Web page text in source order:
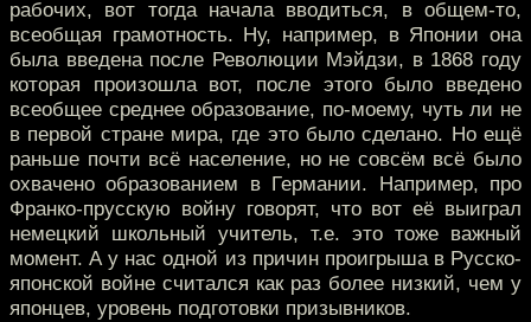
рабочих, вот тогда начала вводиться, в общем-то,
всеобщая грамотность. Ну, например, в Японии она
была введена после Революции Мэйдзи, в 1868 году
которая произошла вот, после этого было введено
всеобщее среднее образование, по-моему, чуть ли не
в первой стране мира, где это было сделано. Но ещё
раньше почти всё население, но не совсём всё было
охвачено образованием в Германии. Например, про
Франко-прусскую войну говорят, что вот её выиграл
немецкий школьный учитель, т.е. это тоже важный
момент. А у нас одной из причин проигрыша в Русско-
японской войне считался как раз более низкий, чем у
японцев, уровень подготовки призывников.